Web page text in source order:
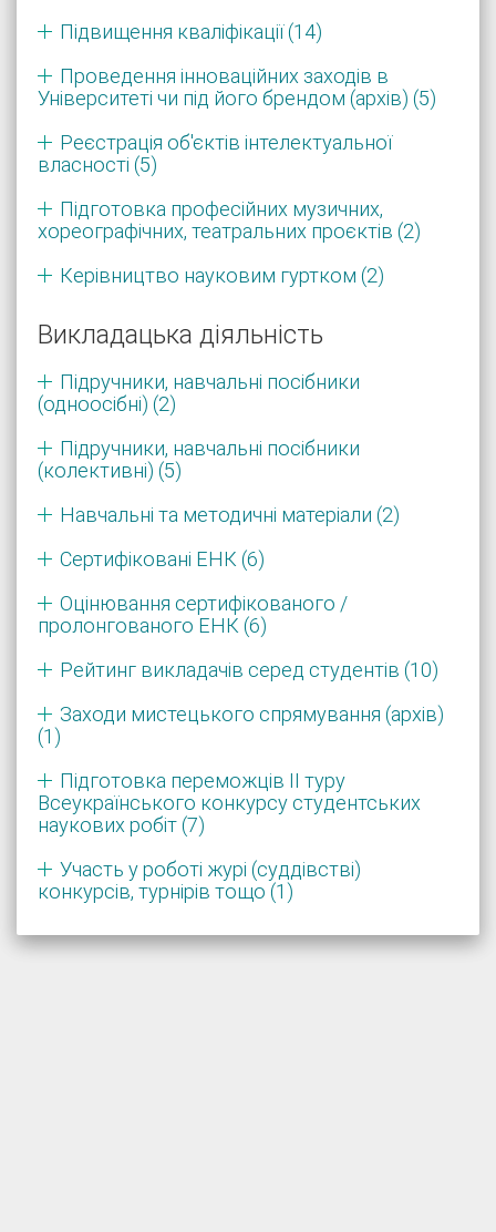
Підвищення кваліфікації (14)
Проведення інноваційних заходів в
Університеті чи під його брендом (архів) (5)
Реєстрація об'єктів інтелектуальної
власності (5)
Підготовка професійних музичних,
хореографічних, театральних проєктів (2)
Керівництво науковим гуртком (2)
Викладацька діяльність
Підручники, навчальні посібники
(одноосібні) (2)
Підручники, навчальні посібники
(колективні) (5)
Навчальні та методичні матеріали (2)
Сертифіковані ЕНК (6)
Оцінювання сертифікованого /
пролонгованого ЕНК (6)
Рейтинг викладачів серед студентів (10)
Заходи мистецького спрямування (архів)
(1)
Підготовка переможців ІІ туру
Всеукраїнського конкурсу студентських
наукових робіт (7)
Участь у роботі журі (суддівстві)
конкурсів, турнірів тощо (1)